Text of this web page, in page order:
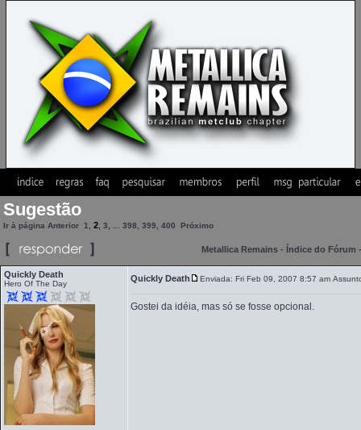
Sugestão
Ir à página Anterior 1 2 3 398 399 400 Próximo
Metallica Remains - Índice do Fórum
Quickly Death
Hero Of The Day
Quickly Death Enviada: Fri Feb 09, 2007 8:57 am
Gostei da idéia, mas só se fosse opcional.